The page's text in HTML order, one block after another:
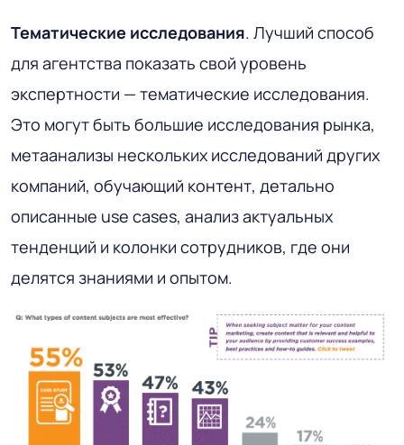
Тематические исследования. Лучший способ
для агентства показать свой уровень
экспертности — тематические исследования.
Это могут быть большие исследования рынка,
метаанализы нескольких исследований других
компаний, обучающий контент, детально
описанные use cases, анализ актуальных
тенденций и колонки сотрудников, где они
делятся знаниями и опытом.